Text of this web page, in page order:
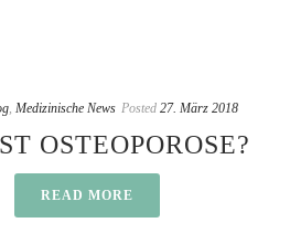
, Medizinische News Posted 27. März 2018
OSTEOPOROSE?
READ MORE